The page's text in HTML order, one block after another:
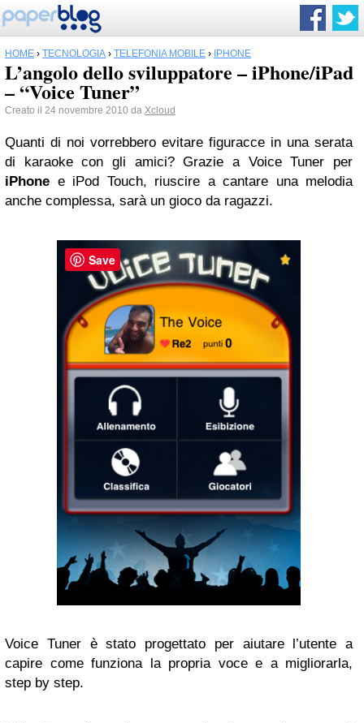
HOME › TECNOLOGIA › TELEFONIA MOBILE › IPHONE
L’angolo dello sviluppatore – iPhone/iPad
– “Voice Tuner”
Creato il 24 novembre 2010 da Xcloud
Quanti di noi vorrebbero evitare figuracce in una serata
di karaoke con gli amici? Grazie a Voice Tuner per
iPhone e iPod Touch, riuscire a cantare una melodia
anche complessa, sarà un gioco da ragazzi.
Voice Tuner è stato progettato per aiutare l’utente a
capire come funziona la propria voce e a migliorarla,
step by step.
Save